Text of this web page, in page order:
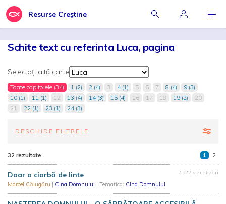
Resurse Creștine
Schite text cu referinta Luca, pagina
Selectați altă carte
Toate capitolele (34) 1 (2) 2 (4) 3 4 (1) 5 6 7 8 (4)
9 (3)
10 (1)
11 (1) 12 13 (4) 14 (3) 15 (4) 16 17 18 19 (2)
20
21
22 (1) 23 (1) 24 (3)
DESCHIDE FILTRELE
32 rezultate 1 2
Doar o ciorbă de linte
Marcel Călugăru | Cina Domnului | Tematica: Cina Domnului
2.522 vizualizări